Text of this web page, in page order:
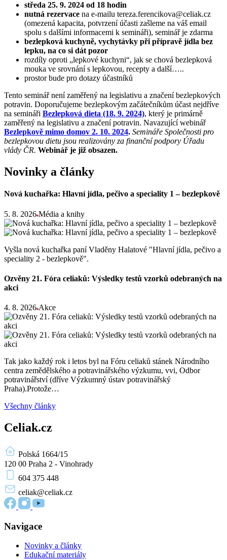
středa 25. 9. 2024 od 18 hodin
nutná rezervace na e-mailu tereza.ferencikova@celiak.cz
(omezená kapacita, potvrzení účasti zašleme na váš email
spolu s dalšími informacemi k semináři), seminář je zdarma
bezlepková kuchyně, vychytávky při přípravě jídla bez
lepku, na co si dát pozor
rozdíly oproti „lepkové kuchyni“, jak se chová bezlepková
mouka ve srovnání s lepkovou, recepty a další…..
prostor bude pro dotazy účastníků
Tento seminář není zaměřený na legislativu a značení bezlepkových
potravin. Doporučujeme bezlepkovým začátečníkům účast nejdříve
na semináři Bezlepková dieta (18. 9. 2024), který je primárně
zaměřený na legislativu a značení potravin. Navazující webinář
Bezlepkově mimo domov 2. 10. 2024. Semináře Společnosti pro
bezlepkovou dietu jsou realizovány za finanční podpory Úřadu
vlády ČR. Webinář je již obsazen.
Novinky a články
Nová kuchařka: Hlavní jídla, pečivo a speciality 1 – bezlepkově
5. 8. 2026 Média a knihy
Vyšla nová kuchařka paní Vladěny Halatové "Hlavní jídla, pečivo a
speciality 2 - bezlepkově".
Ozvěny 21. Fóra celiaků: Výsledky testů vzorků odebraných na
akci
4. 8. 2026 Akce
Tak jako každý rok i letos byl na Fóru celiaků stánek Národního
centra zemědělského a potravinářského výzkumu, vvi, Odbor
potravinářství (dříve Výzkumný ústav potravinářský
Praha).Protože…
Všechny články
Celiak.cz
Polská 1664/15
120 00 Praha 2 - Vinohrady
604 375 448
celiak@celiak.cz
Navigace
Novinky a články
Edukační materiály